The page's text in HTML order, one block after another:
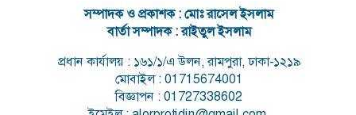
সম্পাদক ও প্রকাশক : মোঃ রাসেল ইসলাম
বার্তা সম্পাদক : রাইতুল ইসলাম
প্রধান কার্যালয় : ১৬১/১/এ উলন, রামপুরা, ঢাকা-১২১৯
মোবাইল : 01715674001
বিজ্ঞাপন : 01727338602